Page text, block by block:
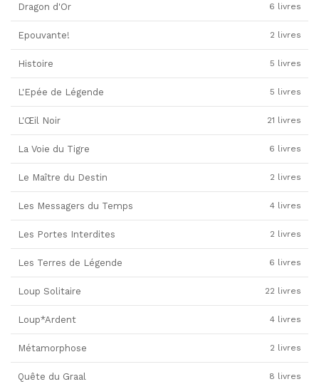
Dragon d'Or 6 livres
Epouvante! 2 livres
Histoire 5 livres
L'Epée de Légende 5 livres
L'Œil Noir 21 livres
La Voie du Tigre 6 livres
Le Maître du Destin 2 livres
Les Messagers du Temps 4 livres
Les Portes Interdites 2 livres
Les Terres de Légende 6 livres
Loup Solitaire 22 livres
Loup*Ardent 4 livres
Métamorphose 2 livres
Quête du Graal 8 livres